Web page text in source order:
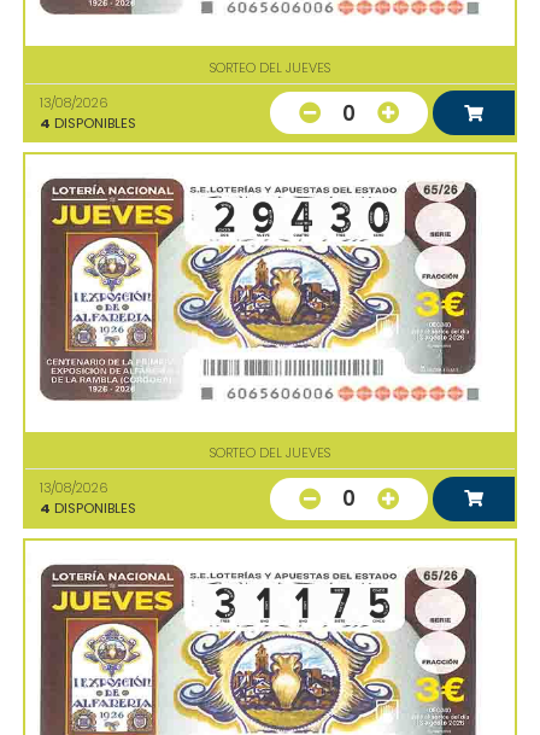
SORTEO DEL JUEVES
13/08/2026
4 DISPONIBLES 0
SORTEO DEL JUEVES
13/08/2026
4 DISPONIBLES 0